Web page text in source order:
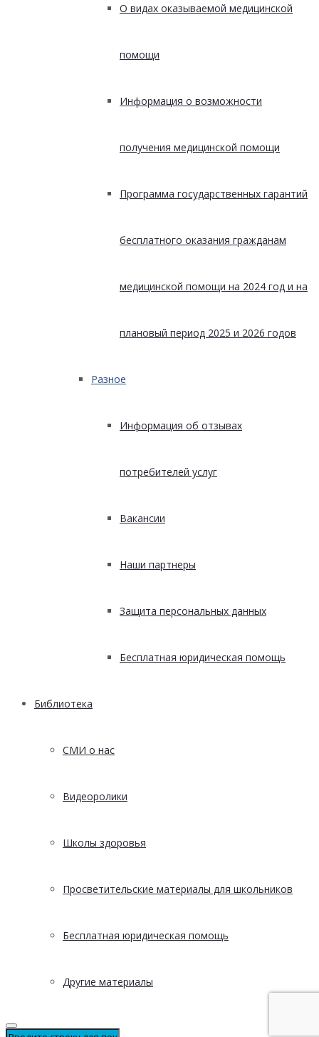
О видах оказываемой медицинской
помощи
Информация о возможности
получения медицинской помощи
Программа государственных гарантий
бесплатного оказания гражданам
медицинской помощи на 2024 год и на
плановый период 2025 и 2026 годов
Разное
Информация об отзывах
потребителей услуг
Вакансии
Наши партнеры
Защита персональных данных
Бесплатная юридическая помощь
Библиотека
СМИ о нас
Видеоролики
Школы здоровья
Просветительские материалы для школьников
Бесплатная юридическая помощь
Другие материалы